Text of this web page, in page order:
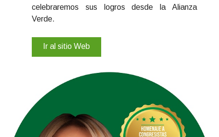
celebraremos sus logros desde la Alianza
Verde.
Ir al sitio Web